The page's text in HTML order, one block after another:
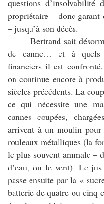
questions d’insolvabilité
propriétaire – donc garant
– jusqu’à son décès.
Bertrand sait
de canne… et à quels
financiers il est
on continue encore à
siècles précédents. La
ce qui nécessite une
cannes coupées,
arrivent à un moulin pour
rouleaux métalliques (la
le plus souvent animale –
d’eau, ou le vent). Le
passe ensuite par la «
batterie de quatre ou cinq